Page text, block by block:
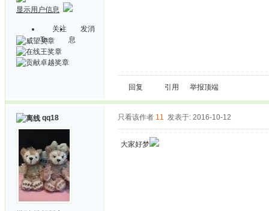
显示用户信息
关注
Ta
发消
息
回复 引用 举报顶端
qq18 只看该作者 11 发表于: 2016-10-12
大家好梦